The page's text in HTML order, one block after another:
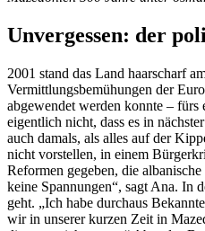
Unvergessen: der
2001 stand das Land haarscharf
Vermittlungsbemühungen der
abgewendet werden konnte – fürs
eigentlich nicht, dass es in
auch damals, als alles auf der
nicht vorstellen, in einem
Reformen gegeben, die
keine Spannungen“, sagt Ana. In
geht. „Ich habe durchaus
wir in unserer kurzen Zeit in